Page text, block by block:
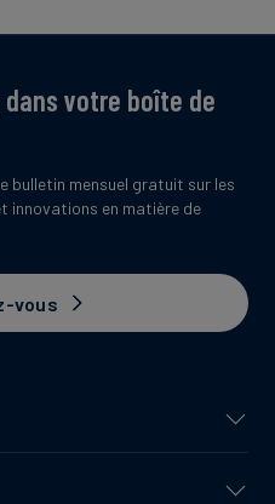
votre boîte de
bulletin mensuel gratuit sur les
innovations en matière de
vous